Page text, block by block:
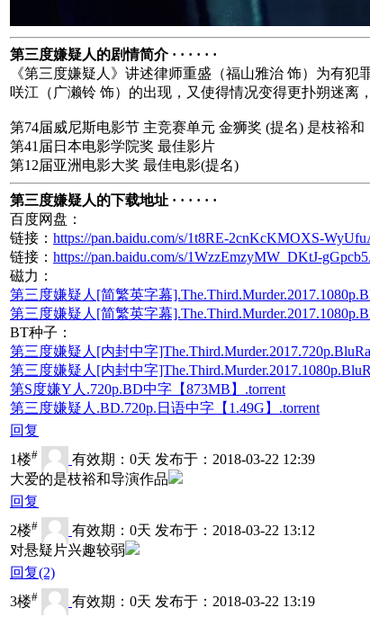
第三度嫌疑人的剧情简介 · · · · · ·
《第三度嫌疑人》讲述律师重盛（福山雅治 饰）为有
咲江（广濑铃 饰）的出现，又使得情况变得更扑朔迷离
第74届威尼斯电影节 主竞赛单元 金狮奖 (提名) 是枝裕和
第41届日本电影学院奖 最佳影片
第12届亚洲电影大奖 最佳电影(提名)
第三度嫌疑人的下载地址 · · · · · ·
百度网盘：
链接： https://pan.baidu.com/s/1t8RE-2cnKcKMOXS-
链接： https://pan.baidu.com/s/1WzzEmzyMW_DKtJ-
磁力：
第三度嫌疑人[简繁英字幕
第三度嫌疑人[简繁英字幕
BT种子：
第三度嫌疑人[内封中字
第三度嫌疑人[内封中字
第S度嫌Y人.720p.BD中字【873MB】.torrent
第三度嫌疑人.BD.720p.日语中字【1.49G】.torrent
回复
1楼#
有效期：0天 发布于：2018-03-22 12:39
大爱的是枝裕和导演作品
回复
2楼#
有效期：0天 发布于：2018-03-22 13:12
对悬疑片兴趣较弱
回复(2)
3楼# 有效期：0天 发布于：2018-03-22 13:19